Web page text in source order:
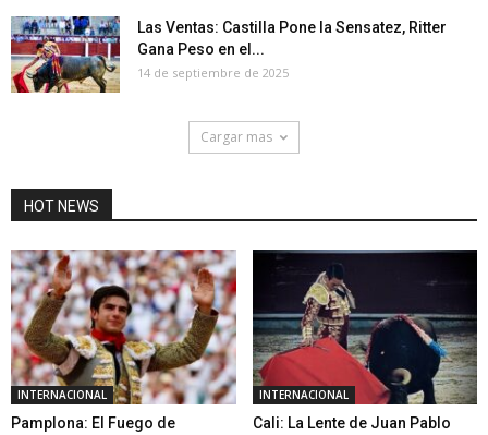
Las Ventas: Castilla Pone la Sensatez, Ritter
Gana Peso en el...
14 de septiembre de 2025
Cargar mas
HOT NEWS
INTERNACIONAL
Pamplona: El Fuego de
INTERNACIONAL
Cali: La Lente de Juan Pablo